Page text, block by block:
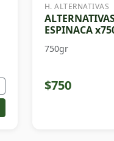
H. ALTERNATIVAS
ESPINACA
750gr
$750